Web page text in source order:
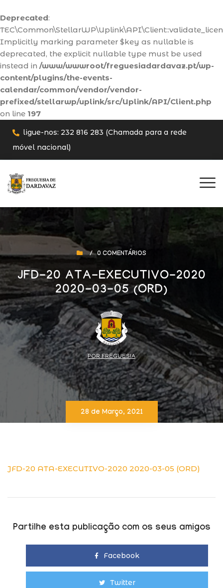
Deprecated:
Implicitly marking parameter $key as nullable is
deprecated, the explicit nullable type must be used
instead in /www/wwwroot/freguesiadardavaz.pt/wp-
content/plugins/the-events-
calendar/common/vendor/vendor-
prefixed/stellarwp/uplink/src/Uplink/API/Client.php
on line 197
ligue-nos: 232 816 283 (Chamada para a rede
móvel nacional)
/0 COMENTÁRIOS
JFD-20 ATA-EXECUTIVO-2020
2020-03-05 (ORD)
POR FREGUESIA
28 de Março, 2021
JFD-20 ATA-EXECUTIVO-2020 2020-03-05 (ORD)
Partilhe esta publicação com os seus amigos
Facebook
Twitter